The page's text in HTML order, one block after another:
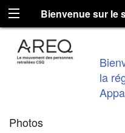
Bienvenue sur le
Québec-
la
Photos